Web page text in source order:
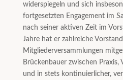
widerspiegeln und sich
fortgesetzten Engagement im
nach seiner aktiven Zeit im
Jahre hat er zahlreiche
Mitgliederversammlungen
Brückenbauer zwischen Praxis,
und in stets kontinuierlicher,